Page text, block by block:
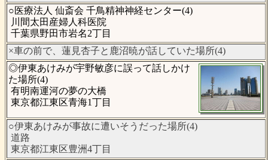
○医療法人 仙斎会 千鳥精神神経センター(4)
川間太田産婦人科医院
千葉県野田市岩名2丁目
×車の前で、蓮見杏子と鹿沼暁が話していた場所(4)
◎伊東あけみが宇野敏彦に誤って話しかけ
た場所(4)
有明南運河の夢の大橋
東京都江東区青海1丁目
○伊東あけみが事故に遭いそうだった場所(4)
道路
東京都江東区豊洲4丁目